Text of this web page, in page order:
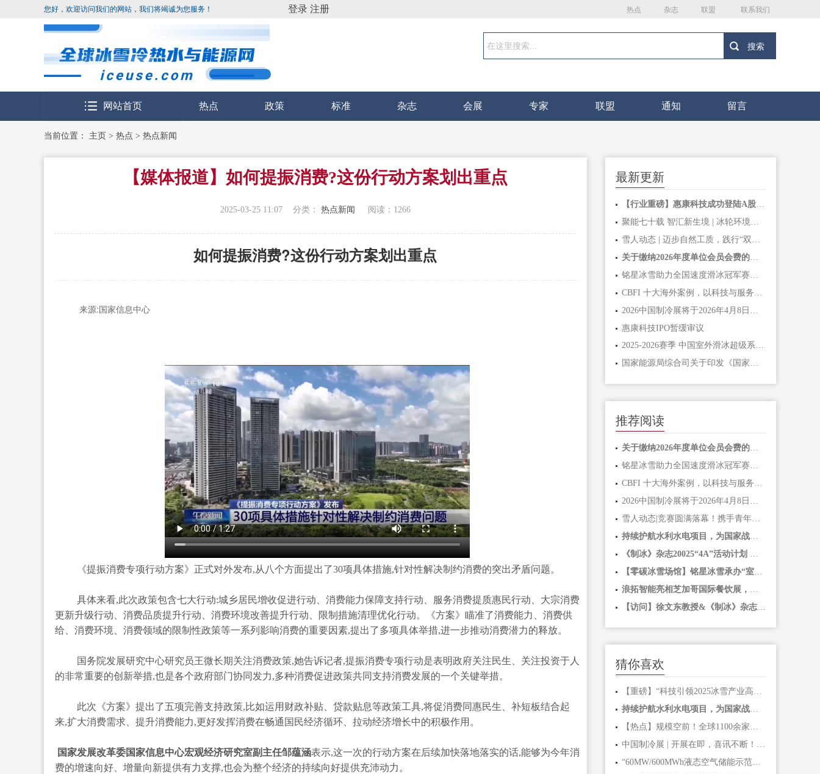
您好，欢迎访问我们的网站，我们将竭诚为您服务！ 热点 杂志 联盟 联系我们
登录 注册
热点 政策 标准 杂志 会展 专家 联盟 通知 留言
网站首页
当前位置： 主页 > 热点 > 热点新闻
【媒体报道】如何提振消费?这份行动方案划出重点
2025-03-25 11:07 分类： 热点新闻 阅读： 1266
如何提振消费?这份行动方案划出重点
来源:国家信息中心
《提振消费专项行动方案》正式对外发布,从八个方面提出了30项具体措施,针对性解决制约消费的突出矛盾问题。
具体来看,此次政策包含七大行动:城乡居民增收促进行动、消费能力保障支持行动、服务消费提质惠民行动、大宗消费
更新升级行动、消费品质提升行动、消费环境改善提升行动、限制措施清理优化行动。《方案》瞄准了消费能力、消费供
给、消费环境、消费领域的限制性政策等一系列影响消费的重要因素,提出了多项具体举措,进一步推动消费潜力的释放。
国务院发展研究中心研究员王微长期关注消费政策,她告诉记者,提振消费专项行动是表明政府关注民生、关注投资于人
的非常重要的创新举措,也是各个政府部门协同发力,多种消费促进政策共同支持消费发展的一个关键举措。
此次《方案》提出了五项完善支持政策,比如运用财政补贴、贷款贴息等政策工具,将促消费同惠民生、补短板结合起
来,扩大消费需求、提升消费能力,更好发挥消费在畅通国民经济循环、拉动经济增长中的积极作用。
国家发展改革委国家信息中心宏观经济研究室副主任邹蕴涵表示,这一次的行动方案在后续加快落地落实的话,能够为今年消
费的增速向好、增量向新提供有力支撑,也会为整个经济的持续向好提供充沛动力。
最新更新
【行业重磅】惠康科技成功登陆A股主板，深耕家用制冰机赛道二十余载，铸就全球民用制冰标杆力量
聚能七十载 智汇新生境 | 冰轮环境深耕绿色智造，开启高质量发展新篇章
关于缴纳2026年度单位会员会费的通知
铭星冰雪助力全国速度滑冰冠军赛，参与“滑向冰丝带”体验活动 续写全民冰雪新篇章！
惠康科技IPO暂缓审议
2025-2026赛季 中国室外滑冰超级系列赛 铭星冰雪邀你1.17松花江开滑
国家能源局综合司关于印发《国家级零碳园区建设名单(第一批)》的通知
推荐阅读
关于缴纳2026年度单位会员会费的通知
铭星冰雪助力全国速度滑冰冠军赛，参与“滑向冰丝带”体验活动 续写全民冰雪新篇章！
CBFI 十大海外案例，以科技与服务书写国际合作新篇章
雪人动态|竞赛圆满落幕！携手青年力量，共绘绿色冷能新未来
持续护航水利水电项目，为国家战略工程添砖加瓦！
【零碳冰雪场馆】铭星冰雪承办“室内滑雪场馆节能降碳实践”专题论坛，引领行业发展零碳冰雪场馆
【访问】徐文东教授&《制冰》杂志团队山东、河南之行圆满成功！
猜你喜欢
【重磅】“科技引领2025冰雪产业高质量发展！”——第十五届中国国际冰雪冷热水与能源供应链年会在京圆
持续护航水利水电项目，为国家战略工程添砖加瓦！
【热点】规模空前！全球1100余家企业参展，137件产品角逐“创新产品”“金奖产品”奖！4月27新技
中国制冷展 | 开展在即，喜讯不断！直击雪人创新产品荣耀时刻 雪人集团 雪人集团
“60MW/600MWh液态空气储能示范项目”入选2025中关村论坛年会重大科技成果发布